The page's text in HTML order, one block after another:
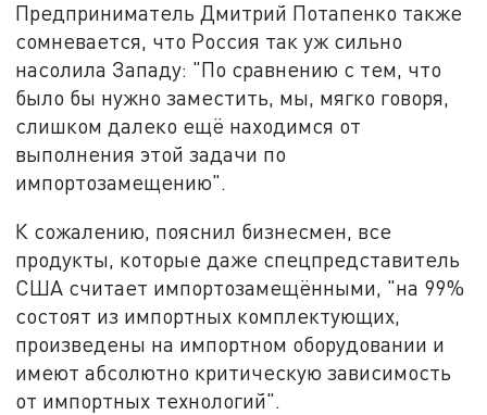
Предприниматель Дмитрий Потапенко также
сомневается, что Россия так уж сильно
насолила Западу: "По сравнению с тем, что
было бы нужно заместить, мы, мягко говоря,
слишком далеко ещё находимся от
выполнения этой задачи по
импортозамещению".
К сожалению, пояснил бизнесмен, все
продукты, которые даже спецпредставитель
США считает импортозамещёнными, "на 99%
состоят из импортных комплектующих,
произведены на импортном оборудовании и
имеют абсолютно критическую зависимость
от импортных технологий".